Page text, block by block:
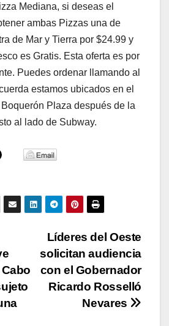
Mediana, si deseas el
ambas Pizzas una de
de Mar y Tierra por $24.99 y
es Gratis. Esta oferta es por
Puedes ordenar llamando al
estamos ubicados en el
Plaza después de la
al lado de Subway.
Líderes del Oeste
solicitan audiencia
con el Gobernador
Ricardo Rosselló
Nevares